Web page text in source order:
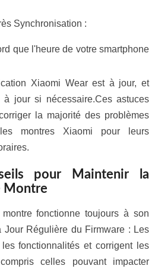
Synchronisation :
que l'heure de votre smartphone
Xiaomi Wear est à jour, et
jour si nécessaire.Ces astuces
la majorité des problèmes
montres Xiaomi pour leurs
pour Maintenir la
Montre
fonctionne toujours à son
Jour Régulière du Firmware : Les
fonctionnalités et corrigent les
celles pouvant impacter